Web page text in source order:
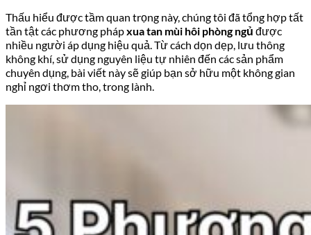
Thấu hiểu được tầm quan trọng này, chúng tôi đã tổng hợp tất
tần tật các phương phápxua tan mùi hôi phòng ngủ được
nhiều người áp dụng hiệu quả. Từ cách dọn dẹp, lưu thông
không khí, sử dụng nguyên liệu tự nhiên đến các sản phẩm
chuyên dụng, bài viết này sẽ giúp bạn sở hữu một không gian
nghỉ ngơi thơm tho, trong lành.